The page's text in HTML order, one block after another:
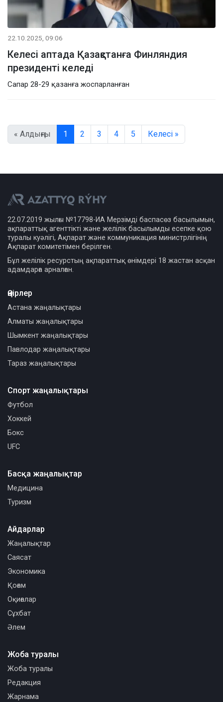
22.10.2025, 09:06
Келесі аптада Қазақстанға Финляндия
президенті келеді
Сапар 28-29 қазанға жоспарланған
« Алдыңғы 1 2 3 4 5 Келесі »
22.07.2019 жылғы №17798-ИА Мерзімді баспасөз басылымын,
ақпараттық агенттікті және желілік басылымды есепке қою
туралы куәлігі, Ақпарат және коммуникация министрлігінің
Ақпарат комитетімен берілген.
Бұл желілік ресурстың ақпараттық өнімдері 18 жастан асқан
адамдарға арналған.
Өңірлер
Астана жаңалықтары
Алматы жаңалықтары
Шымкент жаңалықтары
Павлодар жаңалықтары
Тараз жаңалықтары
Спорт жаңалықтары
Футбол
Хоккей
Бокс
UFC
Басқа жаңалықтар
Медицина
Туризм
Айдарлар
Жаңалықтар
Саясат
Экономика
Қоғам
Оқиғалар
Сұхбат
Әлем
Жоба туралы
Жоба туралы
Редакция
Жарнама